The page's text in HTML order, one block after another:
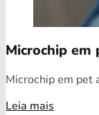
Microchip em
Microchip em pet
Leia mais